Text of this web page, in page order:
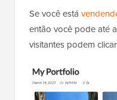
Se você está
então você pode até
visitantes podem